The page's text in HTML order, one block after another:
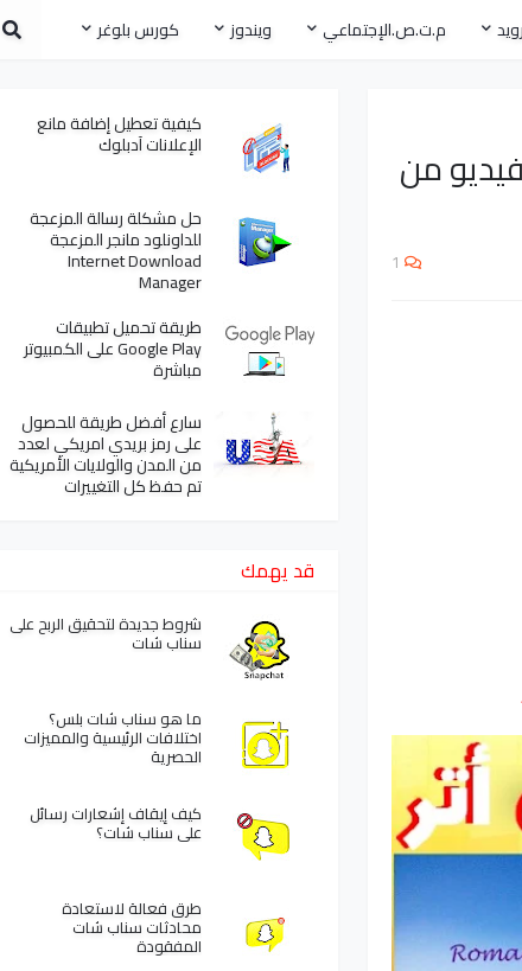
م.ت.ص.الإجتماعي ويندوز كورس بلوغر
من
1
كيفية تعطيل إضافة مانع
الإعلانات آدبلوك
حل مشكلة رسالة المزعجة
للداونلود مانجر المزعجة
Internet Download
Manager
طريقة تحميل تطبيقات
Google Play على الكمبيوتر
مباشرة
سارع أفضل طريقة للحصول
على رمز بريدي امريكي لعدد
من المدن والولايات الأمريكية
تم حفظ كل التغييرات
قد يهمك
شروط جديدة لتحقيق الربح على
سناب شات
ما هو سناب شات بلس؟
اختلافات الرئيسية والمميزات
الحصرية
كيف إيقاف إشعارات رسائل
على سناب شات؟
طرق فعالة لاستعادة
محادثات سناب شات
المفقودة